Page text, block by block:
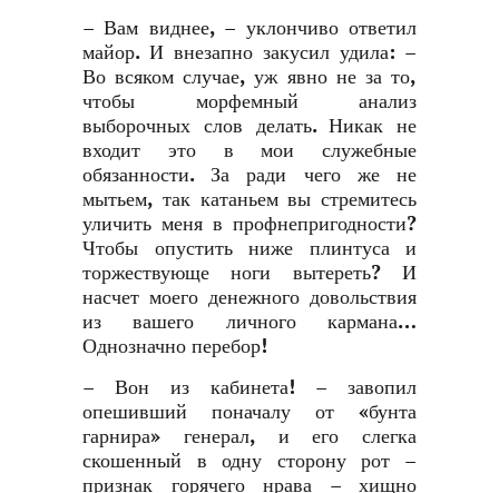
– Вам виднее, – уклончиво ответил
майор. И внезапно закусил удила: –
Во всяком случае, уж явно не за то,
чтобы морфемный анализ
выборочных слов делать. Никак не
входит это в мои служебные
обязанности. За ради чего же не
мытьем, так катаньем вы стремитесь
уличить меня в профнепригодности?
Чтобы опустить ниже плинтуса и
торжествующе ноги вытереть? И
насчет моего денежного довольствия
из вашего личного кармана…
Однозначно перебор!
– Вон из кабинета! – завопил
опешивший поначалу от «бунта
гарнира» генерал, и его слегка
скошенный в одну сторону рот –
признак горячего нрава – хищно